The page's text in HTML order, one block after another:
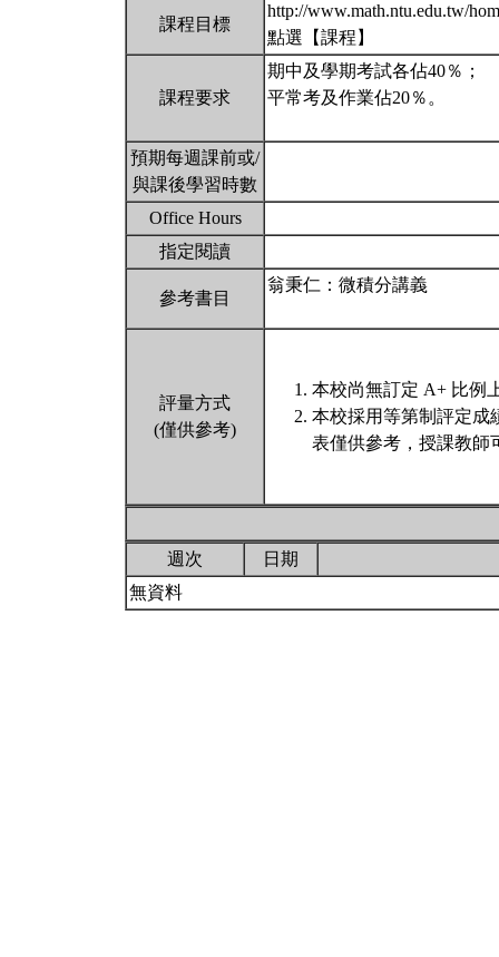
課程目標
http://www.math.ntu.edu.tw/
點選【課程】
課程要求
期中及學期考試各佔40％；
平常考及作業佔20％。
預期每週課前或/
與課後學習時數
Office Hours
指定閱讀
參考書目
翁秉仁：微積分講義
評量方式
(僅供參考)
本校尚無訂定 A+ 比例
本校採用等第制評定成
表僅供參考，授課教師
週次
日期
無資料